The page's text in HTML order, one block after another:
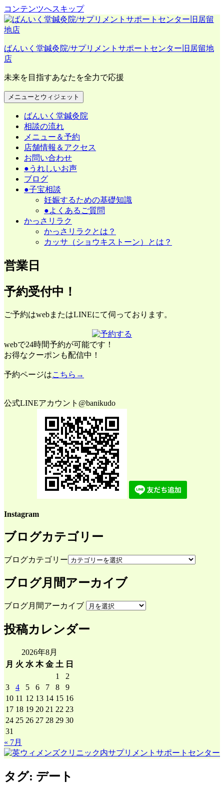
コンテンツへスキップ
ばんいく堂鍼灸院/サプリメントサポートセンター旧居留地
店
未来を目指すあなたを全力で応援
メニューとウィジェット
ばんいく堂鍼灸院
相談の流れ
メニュー＆予約
店舗情報＆アクセス
お問い合わせ
●うれしいお声
ブログ
●子宝相談
妊娠するための基礎知識
●よくあるご質問
かっさリラク
かっさリラクとは？
カッサ（ショウキストーン）とは？
営業日
予約受付中！
ご予約はwebまたはLINEにて伺っております。
webで24時間予約が可能です！
お得なクーポンも配信中！
予約ページはこちら→
公式LINEアカウント@banikudo
Instagram
ブログカテゴリー
ブログカテゴリー
ブログ月間アーカイブ
ブログ月間アーカイブ
投稿カレンダー
2026年8月
月 火 水 木 金 土 日
1
2
3
4 5 6 7 8
9
10 11 12 13 14 15 16
17 18 19 20 21 22 23
24 25 26 27 28 29 30
31
« 7月
タグ: デート